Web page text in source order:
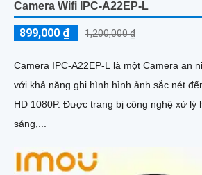
Camera Wifi IPC-A22EP-L
899,000 ₫ 1,200,000 ₫
Camera IPC-A22EP-L là một Camera an
với khả năng ghi hình hình ảnh sắc nét
HD 1080P. Được trang bị công nghệ xử lý hình ảnh thiếu
sáng,...